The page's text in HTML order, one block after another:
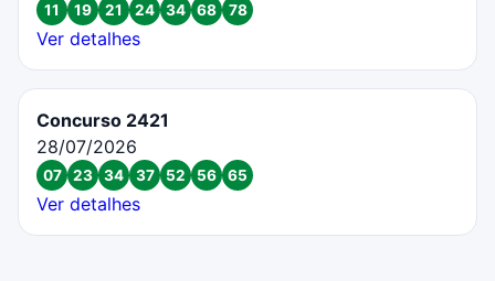
11 19 21 24 34 68 78
Ver detalhes
Concurso 2421
28/07/2026
07 23 34 37 52 56 65
Ver detalhes